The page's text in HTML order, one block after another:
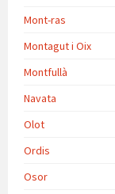
Mont-ras
Montagut i Oix
Montfullà
Navata
Olot
Ordis
Osor